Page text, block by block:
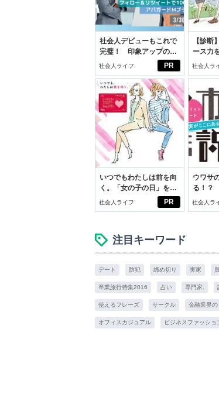
PR
社会人デビューもこれで
完璧！ 印象アップのセ
ルフプロデュース術
社会人ライフ
【診断
ース力
ブン観”
社会人ラ
PR
いつでもわたしは前を向
く。「女の子の日」を前
向きに♪社会人エリ・大
社会人ライフ
ウワサ
る！？
ドの都
社会人ラ
注目キーワード
デート 防犯 締め切り 実家
卒業旅行特集2016 占い 専門家.
使えるフレーズ サークル 金融業界の
オフィスカジュアル ビジネスファッショ